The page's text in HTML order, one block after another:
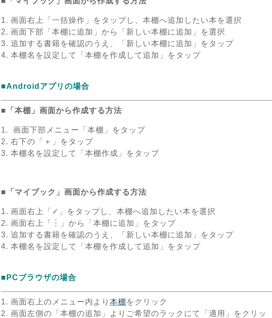
1. 画面右上「一括操作」をタップし、本棚へ追加したい本を選択
2. 画面下部「本棚に追加」から「新しい本棚に追加」を選択
3. 追加する書籍を確認のうえ、「新しい本棚に追加」をタップ
4. 本棚名を設定して「本棚を作成して追加」をタップ
■Androidアプリの場合
■「本棚」画面から作成する方法
1. 画面下部メニュー「本棚」をタップ
2. 右下の「＋」をタップ
3. 本棚名を設定して「本棚作成」をタップ
■「マイブック」画面から作成する方法
1. 画面右上「✓」をタップし、本棚へ追加したい本を選択
2. 画面右上「︙」から「本棚に追加」をタップ
3. 追加する書籍を確認のうえ、「新しい本棚に追加」をタップ
4. 本棚名を設定して「本棚を作成して追加」をタップ
■PCブラウザの場合
1. 画面右上のメニュー内より 本棚 をクリック
2. 画面左側の「本棚の追加」よりご希望のラックにて「適用」をクリッ